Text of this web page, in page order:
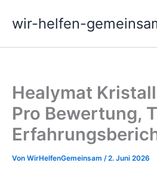
Inhaltwir-helfen-
Healymat
Pro Bewertung,
Von WirHelfenGemeinsam /2. Juni 2026